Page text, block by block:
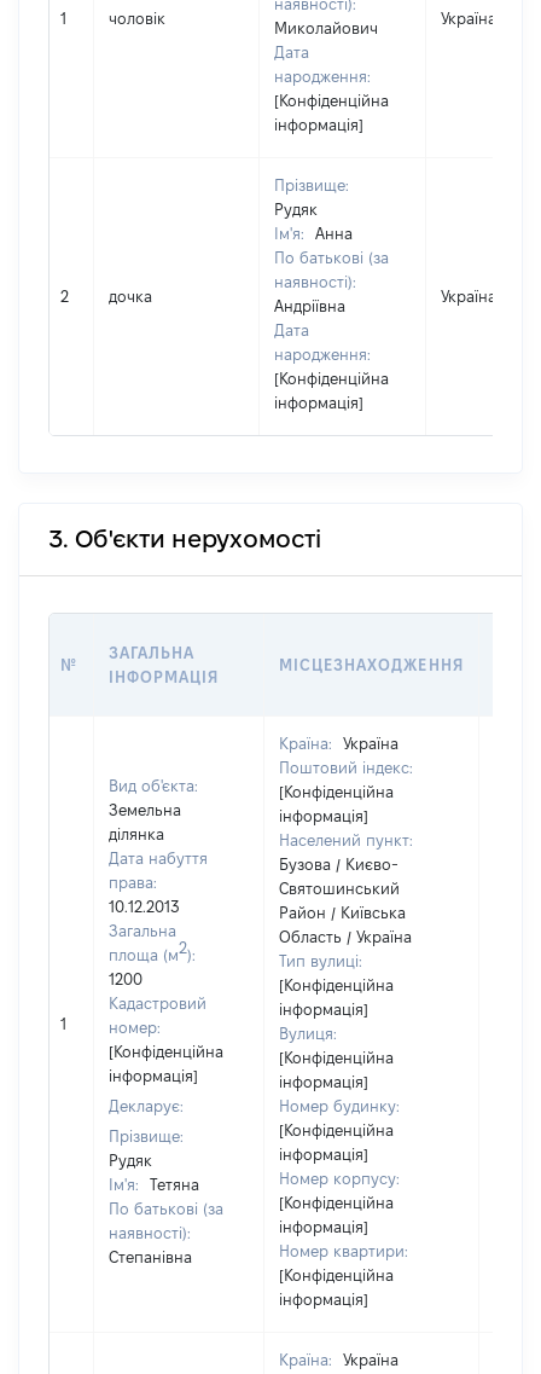
1 чоловік
наявності):
Миколайович
Дата
народження:
[Конфіденційна
інформація]
Україна
2 дочка
Прізвище:
Рудяк
Ім'я:
Анна
По батькові (за
наявності):
Андріївна
Дата
народження:
[Конфіденційна
інформація]
Україна
3. Об'єкти нерухомості
№
ЗАГАЛЬНА
ІНФОРМАЦІЯ
МІСЦЕЗНАХОДЖЕННЯ
1
Вид об'єкта:
Земельна
ділянка
Дата набуття
права:
10.12.2013
Загальна
площа (м2):
1200
Кадастровий
номер:
[Конфіденційна
інформація]
Декларує:
Прізвище:
Рудяк
Ім'я:
Тетяна
По батькові (за
наявності):
Степанівна
Країна:
Україна
Поштовий індекс:
[Конфіденційна
інформація]
Населений пункт:
Бузова / Києво-
Святошинський
Район / Київська
Область / Україна
Тип вулиці:
[Конфіденційна
інформація]
Вулиця:
[Конфіденційна
інформація]
Номер будинку:
[Конфіденційна
інформація]
Номер корпусу:
[Конфіденційна
інформація]
Номер квартири:
[Конфіденційна
інформація]
Країна:
Україна